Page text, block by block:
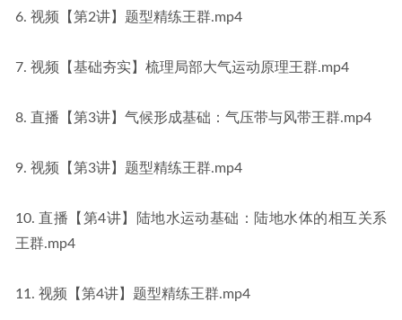
6. 视频【第2讲】题型精练王群.mp4
7. 视频【基础夯实】梳理局部大气运动原理王群.mp4
8. 直播【第3讲】气候形成基础：气压带与风带王群.mp4
9. 视频【第3讲】题型精练王群.mp4
10. 直播【第4讲】陆地水运动基础：陆地水体的相互关系
王群.mp4
11. 视频【第4讲】题型精练王群.mp4